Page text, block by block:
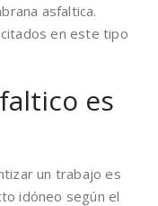
asfaltica.
en este tipo
es
un trabajo es
idóneo según el